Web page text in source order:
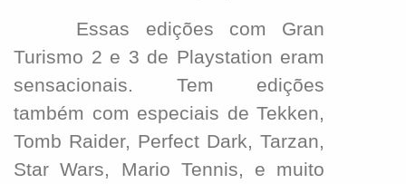
Essas edições com Gran
Turismo 2 e 3 de Playstation eram
sensacionais. Tem edições
também com especiais de Tekken,
Tomb Raider, Perfect Dark, Tarzan,
Star Wars, Mario Tennis, e muito